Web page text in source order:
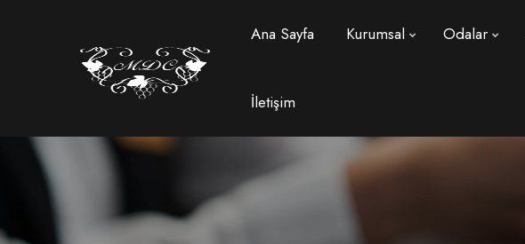
Ana Sayfa Kurumsal Odalar
İletişim